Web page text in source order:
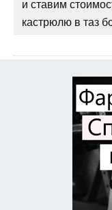
и ставим
кастрюлю в таз